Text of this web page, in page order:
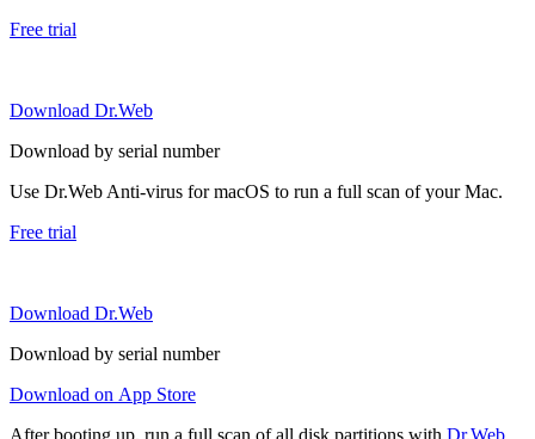
Free trial
Download Dr.Web
Download by serial number
Use Dr.Web Anti-virus for macOS to run a full scan of your Mac.
Free trial
Download Dr.Web
Download by serial number
Download on App Store
After booting up, run a full scan of all disk partitions with Dr.Web